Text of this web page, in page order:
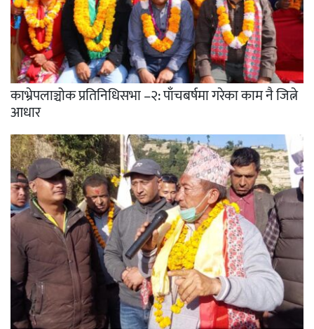
काभ्रेपलाञ्चोक प्रतिनिधिसभा –२: पाँचबर्षमा गरेका काम नै जित्ने
आधार